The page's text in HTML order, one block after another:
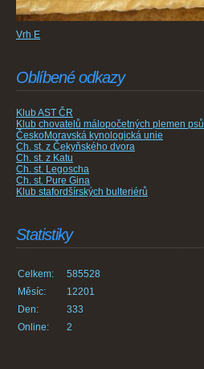
Vrh E
Oblíbené odkazy
Klub AST ČR
Klub chovatelů málopočetných plemen psů
ČeskoMoravská kynologická unie
Ch. st. z Čekyňského dvora
Ch. st. z Katu
Ch. st. Legoscha
Ch. st. Pure Gina
Klub stafordšírských bulteriérů
Statistiky
Online: 2
Celkem:
585528
Měsíc:
12201
Den:
333